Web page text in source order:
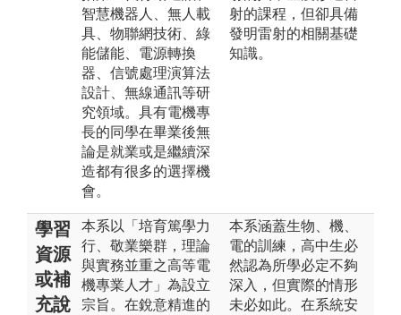
智慧機器人、無人載
具、物聯網技術、綠
能儲能、電源轉換
器、信號處理演算法
設計、無線通訊等研
究領域。具有電機專
長的同學在畢業後無
論是就業或是繼續深
造都有很多的選擇機
會。
射的課程，但卻具備
發明雷射的相關基礎
知識。
學習
資源
或補
充說
本系以「培育篤學力
行、敬業樂群，理論
與實務並重之高等電
機專業人才」為設立
宗旨。在銳意精進的
本系涵蓋生物、機、
電的訓練，高中生必
然認為所學必定不夠
深入，但實際的情形
未必如此。在系統安